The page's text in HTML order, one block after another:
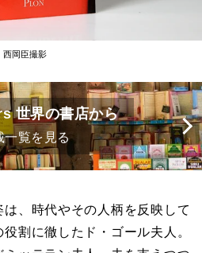
西岡臣撮影
世界の書店から
一覧を見る
、時代やその人柄を反映して
割に徹したド・ゴール夫人。